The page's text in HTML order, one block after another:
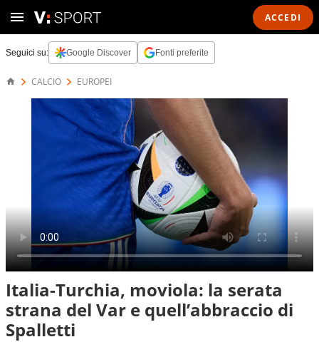
ACCEDI
Seguici su: Google Discover Fonti preferite
CALCIO EUROPEI
Italia-Turchia, moviola: la serata
strana del Var e quell’abbraccio di
Spalletti